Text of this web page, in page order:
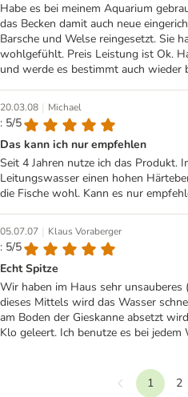
Habe es bei meinem Aquarium
das Becken damit auch neue
Barsche und Welse reingesetzt. Sie
wohlgefühlt. Preis Leistung ist Ok.
und werde es bestimmt auch wieder
20.03.08 | Michael
: 5/5
Das kann ich nur empfehlen
Seit 4 Jahren nutze ich das Produkt.
Leitungswasser einen hohen
die Fische wohl. Kann es nur
05.07.07 | Klaus Voraberger
: 5/5
Echt Spitze
Wir haben im Haus sehr unsauberes
dieses Mittels wird das Wasser
am Boden der Gieskanne absetzt
Klo geleert. Ich benutze es bei jedem
vorherige
1 2